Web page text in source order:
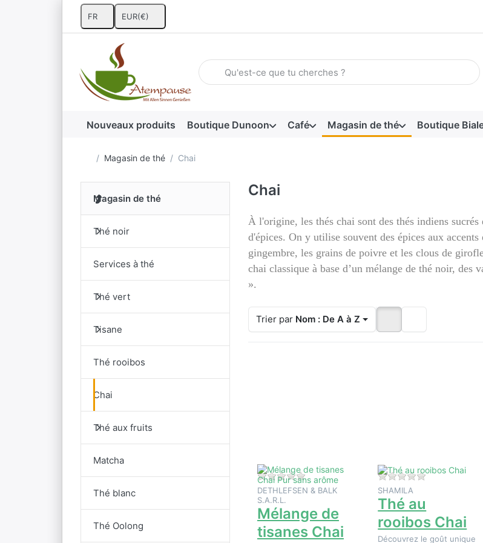
FR EUR(€)
Saisissez un terme de recherche. Pendant que vous tapez, les
Nouveaux produits Boutique Dunoon Café Magasin de thé Boutique
Accueil
Magasin de thé Chai
Magasin de thé
Thé noir
Services à thé
Thé vert
Tisane
Thé rooibos
Chai
Thé aux fruits
Matcha
Thé blanc
Thé Oolong
Chai
À l'origine, les thés chai sont des thés indiens
d'épices. On y utilise souvent des épices aux
gingembre, les grains de poivre et les clous de
chai classique à base d’un mélange de thé noir,
».
Trier par Nom : De A à Z
Il n'y a pas encore d'avis sur ce produit.
DETHLEFSEN & BALK
S.A.R.L.
Mélange de
tisanes Chai
arôme
Il n'y a pas
SHAMILA
Thé au
rooibos Chai
Découvrez le goût unique